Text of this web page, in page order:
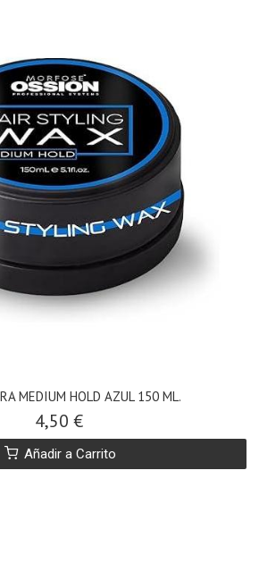
MEDIUM HOLD AZUL 150 ML.
4,50 €
Añadir a Carrito